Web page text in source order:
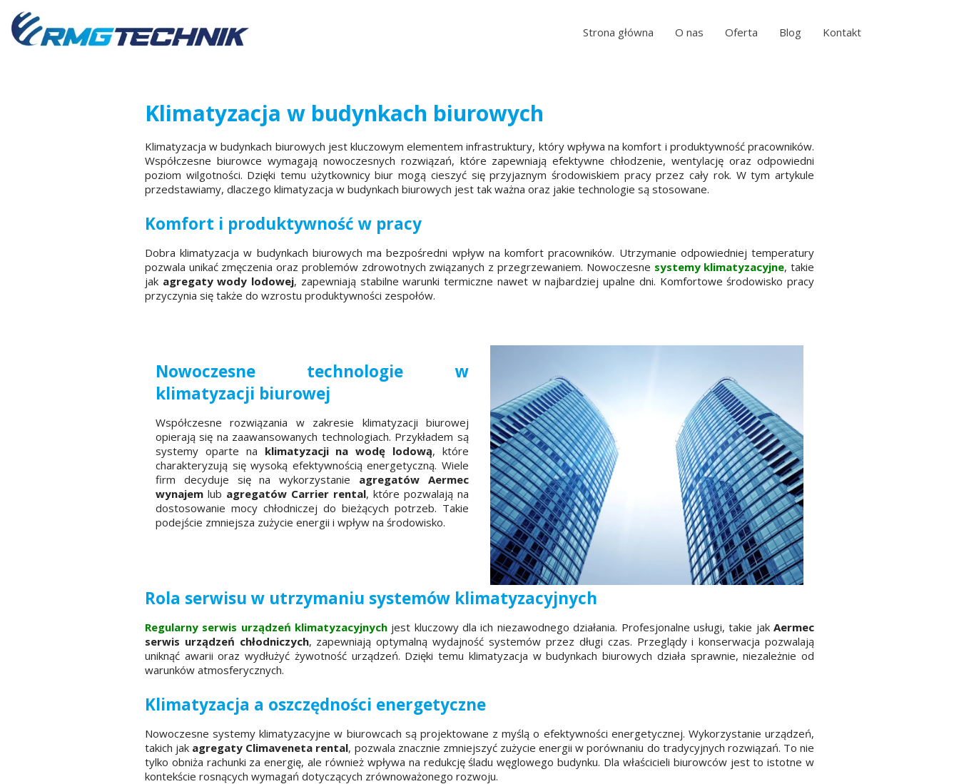
do
zawartości
Strona główna O nas Oferta Blog Kontakt
Klimatyzacja w budynkach biurowych
Klimatyzacja w budynkach biurowych jest kluczowym elementem infrastruktury, który wpływa na komfort i produktywność pracowników.
Współczesne biurowce wymagają nowoczesnych rozwiązań, które zapewniają efektywne chłodzenie, wentylację oraz odpowiedni
poziom wilgotności. Dzięki temu użytkownicy biur mogą cieszyć się przyjaznym środowiskiem pracy przez cały rok. W tym artykule
przedstawiamy, dlaczego klimatyzacja w budynkach biurowych jest tak ważna oraz jakie technologie są stosowane.
Komfort i produktywność w pracy
Dobra klimatyzacja w budynkach biurowych ma bezpośredni wpływ na komfort pracowników. Utrzymanie odpowiedniej temperatury
pozwala unikać zmęczenia oraz problemów zdrowotnych związanych z przegrzewaniem. Nowoczesne systemy klimatyzacyjne, takie
jak agregaty wody lodowej, zapewniają stabilne warunki termiczne nawet w najbardziej upalne dni. Komfortowe środowisko pracy
przyczynia się także do wzrostu produktywności zespołów.
Nowoczesne technologie w
klimatyzacji biurowej
Współczesne rozwiązania w zakresie klimatyzacji biurowej
opierają się na zaawansowanych technologiach. Przykładem są
systemy oparte na klimatyzacji na wodę lodową, które
charakteryzują się wysoką efektywnością energetyczną. Wiele
firm decyduje się na wykorzystanie agregatów Aermec
wynajemlub agregatów Carrier rental, które pozwalają na
dostosowanie mocy chłodniczej do bieżących potrzeb. Takie
podejście zmniejsza zużycie energii i wpływ na środowisko.
Rola serwisu w utrzymaniu systemów klimatyzacyjnych
Regularny serwis urządzeń klimatyzacyjnych jest kluczowy dla ich niezawodnego działania. Profesjonalne usługi, takie jakAermec
serwis urządzeń chłodniczych, zapewniają optymalną wydajność systemów przez długi czas. Przeglądy i konserwacja pozwalają
uniknąć awarii oraz wydłużyć żywotność urządzeń. Dzięki temu klimatyzacja w budynkach biurowych działa sprawnie, niezależnie od
warunków atmosferycznych.
Klimatyzacja a oszczędności energetyczne
Nowoczesne systemy klimatyzacyjne w biurowcach są projektowane z myślą o efektywności energetycznej. Wykorzystanie urządzeń,
takich jak agregaty Climaveneta rental, pozwala znacznie zmniejszyć zużycie energii w porównaniu do tradycyjnych rozwiązań. To nie
tylko obniża rachunki za energię, ale również wpływa na redukcję śladu węglowego budynku. Dla właścicieli biurowców jest to istotne w
kontekście rosnących wymagań dotyczących zrównoważonego rozwoju.